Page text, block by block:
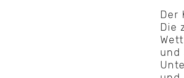
Der
Die
und